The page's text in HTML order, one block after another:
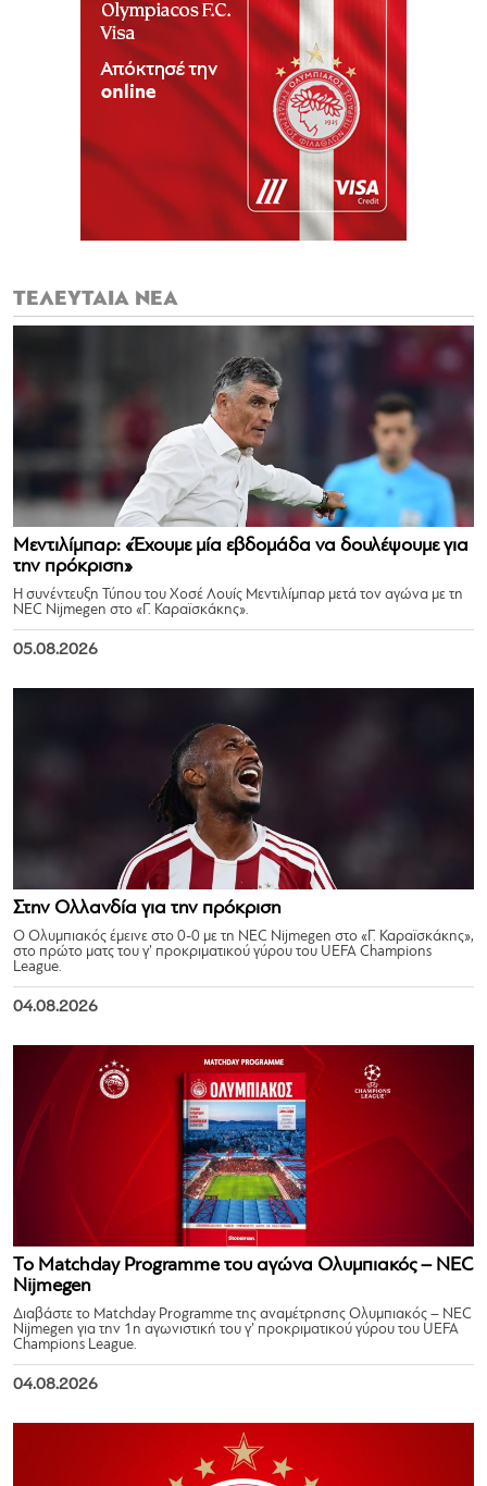
ΤΕΛΕΥΤΑΙΑ ΝΕΑ
Μεντιλίμπαρ: «Έχουμε μία εβδομάδα να δουλέψουμε για
την πρόκριση»
Η συνέντευξη Τύπου του Χοσέ Λουίς Μεντιλίμπαρ μετά τον αγώνα με τη
NEC Nijmegen στο «Γ. Καραϊσκάκης».
05.08.2026
Στην Ολλανδία για την πρόκριση
Ο Ολυμπιακός έμεινε στο 0-0 με τη NEC Nijmegen στο «Γ. Καραϊσκάκης»,
στο πρώτο ματς του γ’ προκριματικού γύρου του UEFA Champions
League.
04.08.2026
Το Matchday Programme του αγώνα Ολυμπιακός – NEC
Nijmegen
Διαβάστε το Matchday Programme της αναμέτρησης Ολυμπιακός – NEC
Nijmegen για την 1η αγωνιστική του γ’ προκριματικού γύρου του UEFA
Champions League.
04.08.2026